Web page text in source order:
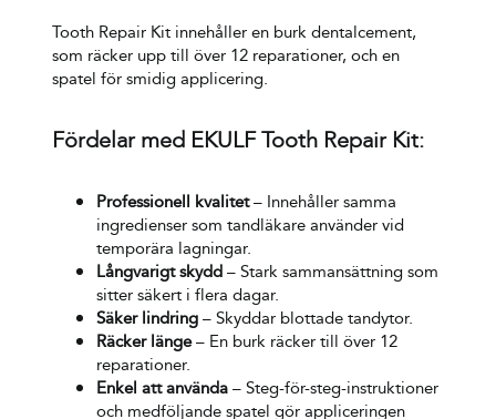
Tooth Repair Kit innehåller en burk dentalcement,
som räcker upp till över 12 reparationer, och en
spatel för smidig applicering.
Fördelar med EKULF Tooth Repair Kit:
Professionell kvalitet– Innehåller samma
ingredienser som tandläkare använder vid
temporära lagningar.
Långvarigt skydd– Stark sammansättning som
sitter säkert i flera dagar.
Säker lindring– Skyddar blottade tandytor.
Räcker länge– En burk räcker till över 12
reparationer.
Enkel att använda– Steg-för-steg-instruktioner
och medföljande spatel gör appliceringen